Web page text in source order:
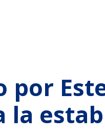
por
la